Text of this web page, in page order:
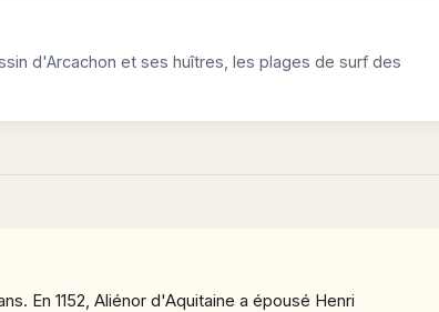
d'Arcachon et ses huîtres, les plages de surf des
En 1152, Aliénor d'Aquitaine a épousé Henri